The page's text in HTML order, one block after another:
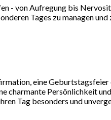
- von Aufregung bis
Tages zu managen
eine
Persönlichkeit
Tag besonders und